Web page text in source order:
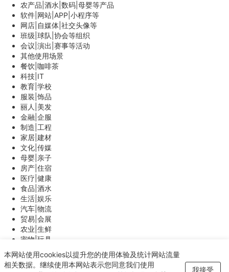
农产品|酒水|数码|母婴等产品
软件|网站|APP|小程序等
网店|自媒体|社交头像等
班级|球队|协会等组织
会议|演出|赛事等活动
其他使用场景
餐饮|咖啡茶
科技|IT
教育|学校
服装|饰品
丽人|美发
金融|企服
制造|工程
家居|建材
文化|传媒
母婴|亲子
房产|住宿
医疗|健康
食品|酒水
生活|娱乐
汽车|物流
贸易|会展
农业|生鲜
宠物|玩具
能源|环保
体育|游戏
其他
本网站使用cookies以提升您的使用体验及统计网站流量
相关数据。继续使用本网站表示您同意我们使用
我接受